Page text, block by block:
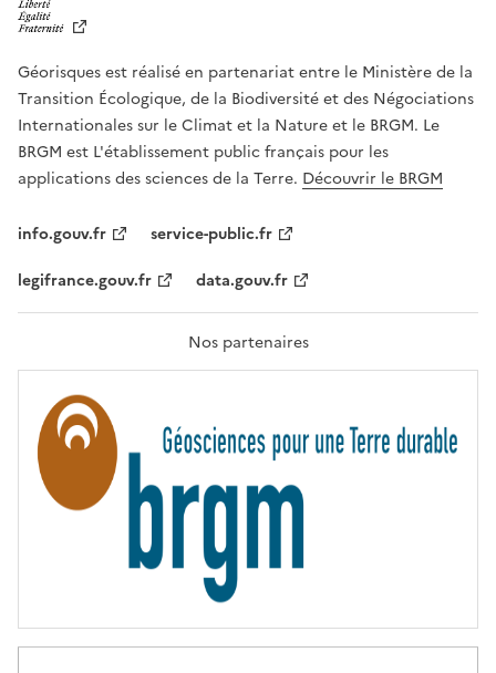
T
É
,
É
G
A
L
F
A
T
R
T
É
Géorisques est réalisé en partenariat entre le Ministère de la
Transition Écologique, de la Biodiversité et des Négociations
Internationales sur le Climat et la Nature et le BRGM. Le
BRGM est L'établissement public français pour les
applications des sciences de la Terre. Découvrir le BRGM
info.gouv.fr
service-public.fr
legifrance.gouv.fr
data.gouv.fr
Nos partenaires